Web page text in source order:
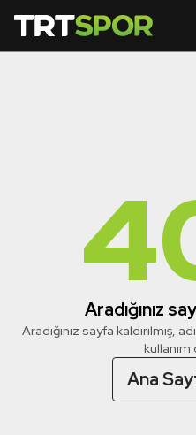
Aradığınız
Aradığınız sayfa kaldırılmış,
kullanım
Ana